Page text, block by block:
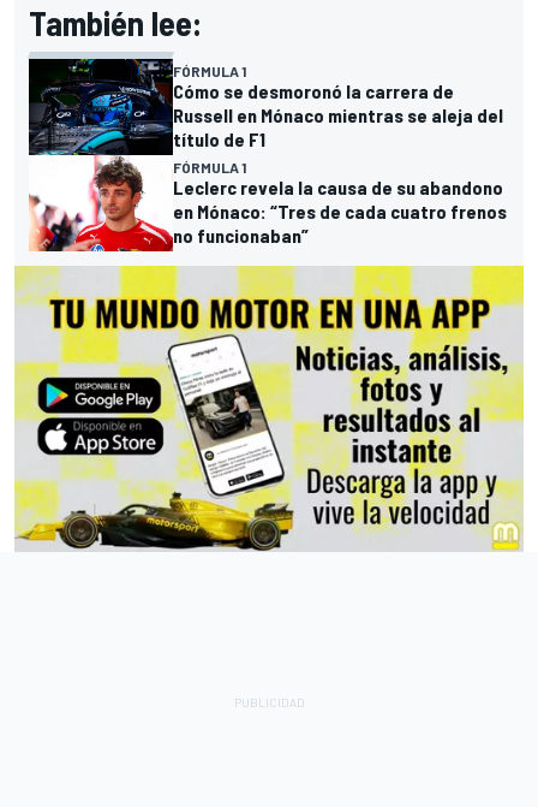
También lee:
FÓRMULA 1
Cómo se desmoronó la carrera de
Russell en Mónaco mientras se aleja del
título de F1
FÓRMULA 1
Leclerc revela la causa de su abandono
en Mónaco: “Tres de cada cuatro frenos
no funcionaban”